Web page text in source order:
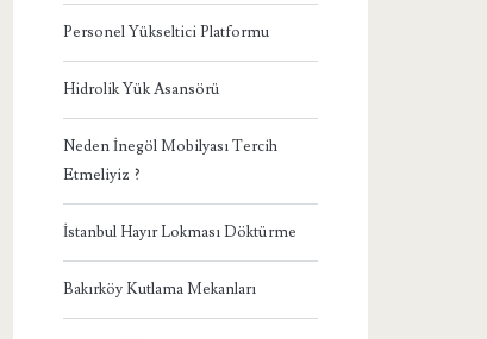
Personel Yükseltici Platformu
Hidrolik Yük Asansörü
Neden İnegöl Mobilyası Tercih
Etmeliyiz ?
İstanbul Hayır Lokması Döktürme
Bakırköy Kutlama Mekanları